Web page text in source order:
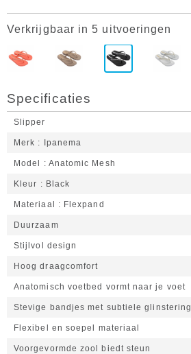
Verkrijgbaar in 5 uitvoeringen
Specificaties
Slipper
Merk Ipanema
Model Anatomic Mesh
Kleur Black
Materiaal Flexpand
Duurzaam
Stijlvol design
Hoog draagcomfort
Anatomisch voetbed vormt naar je voet
Stevige bandjes met subtiele glinstering
Flexibel en soepel materiaal
Voorgevormde zool biedt steun